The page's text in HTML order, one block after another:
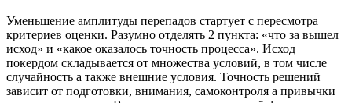
Уменьшение амплитуды перепадов стартует с пересмотра
критериев оценки. Разумно отделять 2 пункта: «что за вышел
исход» и «какое оказалось точность процесса». Исход
покердом складывается от множества условий, в том числе
случайность а также внешние условия. Точность решений
зависит от подготовки, внимания, самоконтроля а привычки